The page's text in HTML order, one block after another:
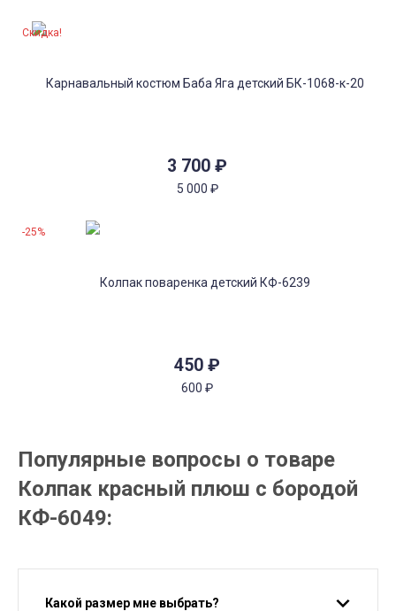
3 700 ₽
5 000 ₽
Скидка!
450 ₽
600 ₽
-25%
Популярные вопросы о товаре
Колпак красный плюш с бородой
КФ-6049:
Какой размер мне выбрать?